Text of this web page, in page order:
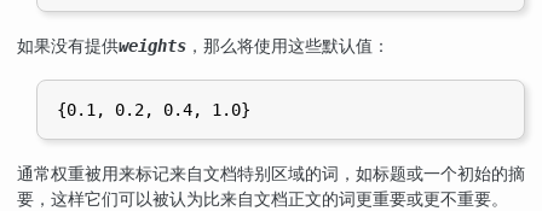
如果没有提供weights ，那么将使用这些默认值：
通常权重被用来标记来自文档特别区域的词，如标题或一个初始的摘
要，这样它们可以被认为比来自文档正文的词更重要或更不重要。